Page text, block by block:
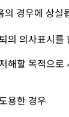
의 경우에 상실
의 의사표시를
해할 목적으로
용한 경우